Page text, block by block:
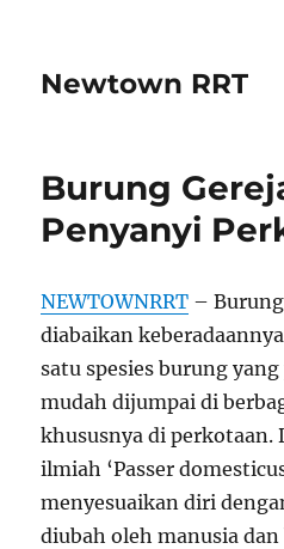
Newtown RRT
Burung
Penyanyi
NEWTOWNRRT –
diabaikan
satu spesies burung
mudah dijumpai di
khususnya di perkotaan.
ilmiah ‘Passer
menyesuaikan diri
diubah oleh manusia